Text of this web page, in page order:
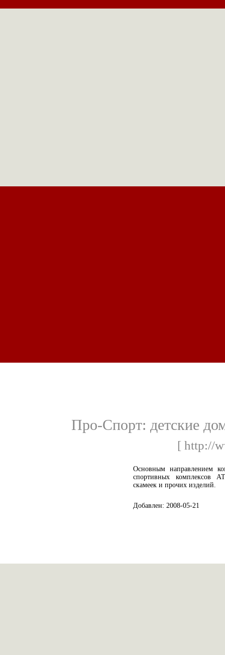
Про-Спорт: детские
[ http://
Основным направлением
спортивных комплексов
скамеек и прочих изделий.
Добавлен: 2008-05-21